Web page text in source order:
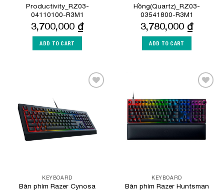
Productivity_RZ03-
04110100-R3M1
3,700,000 ₫
ADD TO CART
Hồng(Quartz)_RZ03-
03541800-R3M1
3,780,000 ₫
ADD TO CART
KEYBOARD
Bàn phím Razer Cynosa
Wishlist
KEYBOARD
Bàn phím Razer Huntsman